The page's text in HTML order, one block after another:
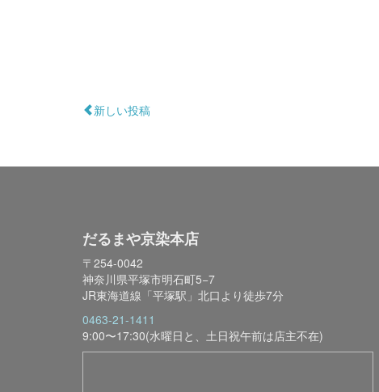
新しい投稿
だるまや京染本店
〒254-0042
神奈川県平塚市明石町5−7
JR東海道線「平塚駅」北口より徒歩7分
0463-21-1411
9:00〜17:30(水曜日と、土日祝午前は店主不在)